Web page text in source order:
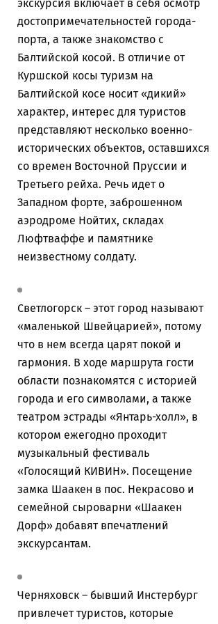
экскурсия включает в себя осмотр
достопримечательностей города-
порта, а также знакомство с
Балтийской косой. В отличие от
Куршской косы туризм на
Балтийской косе носит «дикий»
характер, интерес для туристов
представляют несколько военно-
исторических объектов, оставшихся
со времен Восточной Пруссии и
Третьего рейха. Речь идет о
Западном форте, заброшенном
аэродроме Нойтих, складах
Люфтваффе и памятнике
неизвестному солдату.
Светлогорск – этот город называют
«маленькой Швейцарией», потому
что в нем всегда царят покой и
гармония. В ходе маршрута гости
области познакомятся с историей
города и его символами, а также
театром эстрады «Янтарь-холл», в
котором ежегодно проходит
музыкальный фестиваль
«Голосящий КИВИН». Посещение
замка Шаакен в пос. Некрасово и
семейной сыроварни «Шаакен
Дорф» добавят впечатлений
экскурсантам.
Черняховск – бывший Инстербург
привлечет туристов, которые